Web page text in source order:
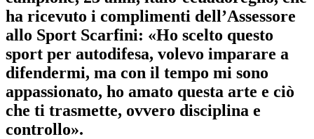
ha ricevuto i complimenti dell’Assessore
allo Sport Scarfini: «Ho scelto questo
sport per autodifesa, volevo imparare a
difendermi, ma con il tempo mi sono
appassionato, ho amato questa arte e ciò
che ti trasmette, ovvero disciplina e
controllo».